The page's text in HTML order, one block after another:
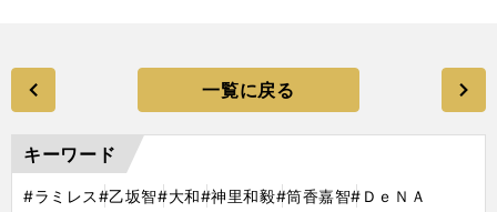
一覧に戻る
キーワード
#ラミレス#乙坂智#大和#神里和毅#筒香嘉智#ＤｅＮＡ